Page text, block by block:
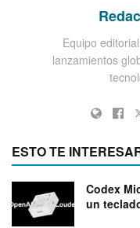
Equipo
lanzamientos
ESTO TE
Codex
un